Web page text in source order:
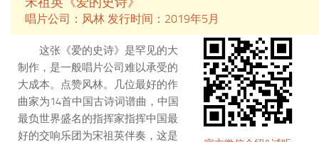
唱片公司：风林 发行时间：2019年5月
这张《爱的史诗》是罕见的大
制作，是一般唱片公司难以承受的
大成本。点赞风林。几位最好的作
曲家为14首中国古诗词谱曲，中国
最负世界盛名的指挥家指挥中国最
好的交响乐团为宋祖英伴奏，这是